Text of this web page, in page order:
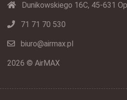
Dunikowskiego 16C, 45-631
71 71 70 530
biuro@airmax.pl
2026 © AirMAX